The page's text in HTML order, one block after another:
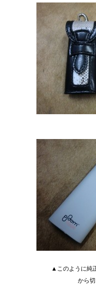
▲このように純
から